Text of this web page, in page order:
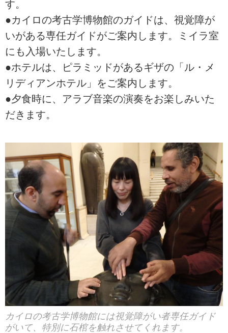
す。
●カイロの考古学博物館のガイドは、視覚障が
いがある専任ガイドがご案内します。ミイラ室
にも入場いたします。
●ホテルは、ピラミッドがあるギザの「ル・メ
リディアンホテル」をご案内します。
●夕食時に、アラブ音楽の演奏をお楽しみいた
だきます。
カイロの考古学博物館には視覚障がい者専任ガイド
がいて、特別に石棺を触れさせてくれます。